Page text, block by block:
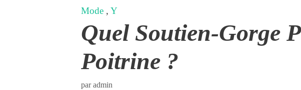
Mode , Y
Quel Soutien-Gorge
Poitrine ?
paradmin